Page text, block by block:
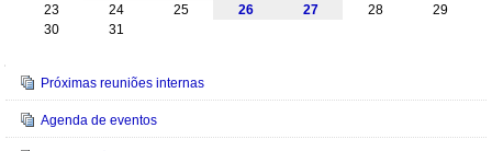
23
24 25 26 27 28
29
30
31
Navegação
Próximas reuniões internas
Agenda de eventos